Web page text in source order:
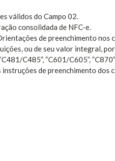
válidos do Campo 02.
consolidada de NFC-e.
de preenchimento nos
ou de seu valor integral,
C485”, “C601/C605”,
de preenchimento dos